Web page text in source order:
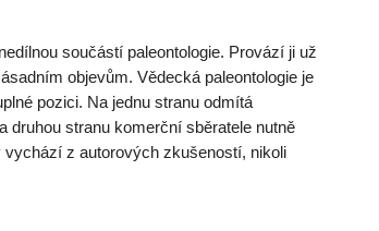
součástí paleontologie. Provází ji už
objevům. Vědecká paleontologie je
pozici. Na jednu stranu odmítá
druhou stranu komerční sběratele nutně
vychází z autorových zkušeností, nikoli